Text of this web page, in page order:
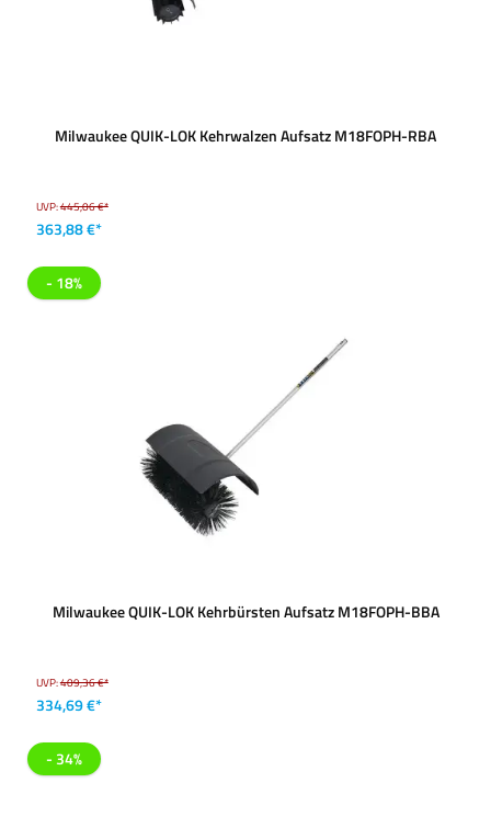
Milwaukee QUIK-LOK Kehrwalzen Aufsatz M18FOPH-RBA
UVP:445,06 €*
363,88 €*
- 18%
Milwaukee QUIK-LOK Kehrbürsten Aufsatz M18FOPH-BBA
UVP:409,36 €*
334,69 €*
- 34%